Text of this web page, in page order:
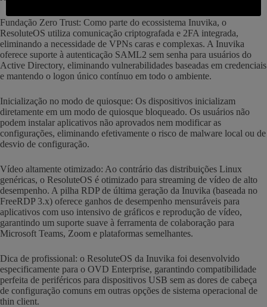
Fundação Zero Trust: Como parte do ecossistema Inuvika, o
ResoluteOS utiliza comunicação criptografada e 2FA integrada,
eliminando a necessidade de VPNs caras e complexas. A Inuvika
oferece suporte à autenticação SAML2 sem senha para usuários do
Active Directory, eliminando vulnerabilidades baseadas em credenciais
e mantendo o logon único contínuo em todo o ambiente.
Inicialização no modo de quiosque: Os dispositivos inicializam
diretamente em um modo de quiosque bloqueado. Os usuários não
podem instalar aplicativos não aprovados nem modificar as
configurações, eliminando efetivamente o risco de malware local ou de
desvio de configuração.
Vídeo altamente otimizado: Ao contrário das distribuições Linux
genéricas, o ResoluteOS é otimizado para streaming de vídeo de alto
desempenho. A pilha RDP de última geração da Inuvika (baseada no
FreeRDP 3.x) oferece ganhos de desempenho mensuráveis para
aplicativos com uso intensivo de gráficos e reprodução de vídeo,
garantindo um suporte suave à ferramenta de colaboração para
Microsoft Teams, Zoom e plataformas semelhantes.
Dica de profissional: o ResoluteOS da Inuvika foi desenvolvido
especificamente para o OVD Enterprise, garantindo compatibilidade
perfeita de periféricos para dispositivos USB sem as dores de cabeça
de configuração comuns em outras opções de sistema operacional de
thin client.